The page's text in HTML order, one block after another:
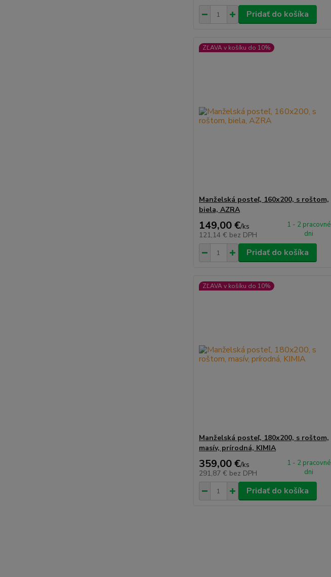
Pridať do košíka
ZĽAVA v košíku do 10%
Manželská posteľ, 160x200, s roštom,
biela, AZRA
149,00 €/ks
121,14 € bez DPH
1 - 2 pracovné
dni
Pridať do košíka
ZĽAVA v košíku do 10%
Manželská posteľ, 180x200, s roštom,
masív, prírodná, KIMIA
359,00 €/ks
291,87 € bez DPH
1 - 2 pracovné
dni
Pridať do košíka